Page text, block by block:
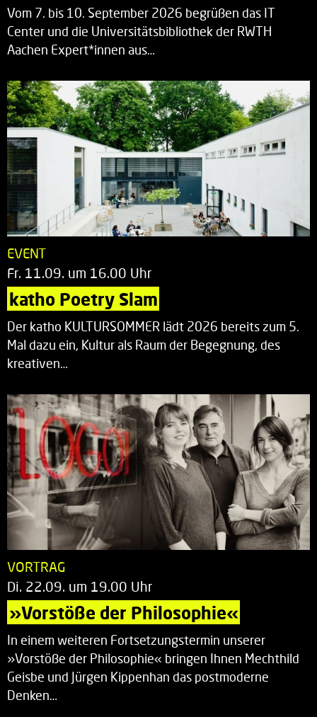
Vom 7. bis 10. September 2026 begrüßen das IT
Center und die Universitätsbibliothek der RWTH
Aachen Expert*innen aus…
EVENT
Fr. 11.09. um 16.00 Uhr
katho Poetry Slam
Der katho KULTURSOMMER lädt 2026 bereits zum 5.
Mal dazu ein, Kultur als Raum der Begegnung, des
kreativen…
VORTRAG
Di. 22.09. um 19.00 Uhr
»Vorstöße der Philosophie«
In einem weiteren Fortsetzungstermin unserer
»Vorstöße der Philosophie« bringen Ihnen Mechthild
Geisbe und Jürgen Kippenhan das postmoderne
Denken…